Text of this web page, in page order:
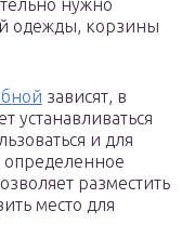
нужно
одежды, корзины
зависят, в
устанавливаться
и для
определенное
разместить
место для